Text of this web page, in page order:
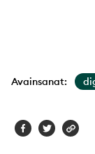
Avainsanat: